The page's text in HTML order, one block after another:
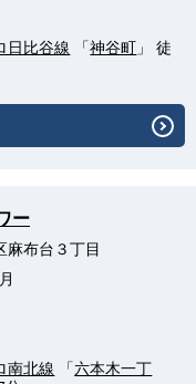
日比谷線 「神谷町 」 徒
ー
麻布台３丁目
南北線 「六本木一丁